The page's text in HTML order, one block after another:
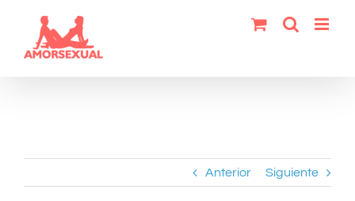
contenido
Anterior Siguiente